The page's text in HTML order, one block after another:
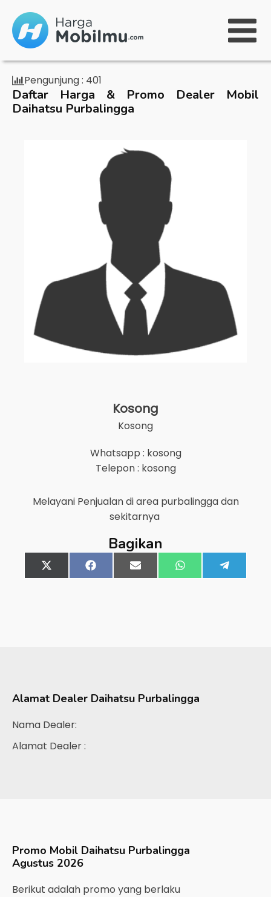
Pengunjung : 401
Daftar Harga & Promo Dealer Mobil
Daihatsu Purbalingga
Kosong
Kosong
Whatsapp : kosong
Telepon : kosong
Melayani Penjualan di area purbalinggadan
sekitarnya
Bagikan
Share
on
X
(Twitter)
Share
on
FacebookShare
on
Email Share
on
WhatsApp
on
Alamat Dealer Daihatsu Purbalingga
Nama Dealer:
Alamat Dealer :
Promo Mobil Daihatsu Purbalingga
Agustus 2026
Berikut adalah promo yang berlaku